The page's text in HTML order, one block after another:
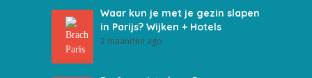
Waar kun je met je gezin slapen
in Parijs? Wijken + Hotels
2 maanden ago